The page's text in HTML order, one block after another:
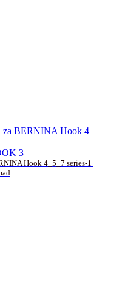
Hook 4_5_7 series-1